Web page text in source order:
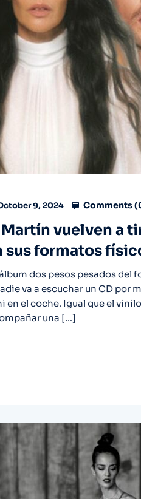
9, 2024 Comments (
vuelven a
sus formatos
dos pesos pesados del
va a escuchar un CD por
en el coche. Igual que el
una […]